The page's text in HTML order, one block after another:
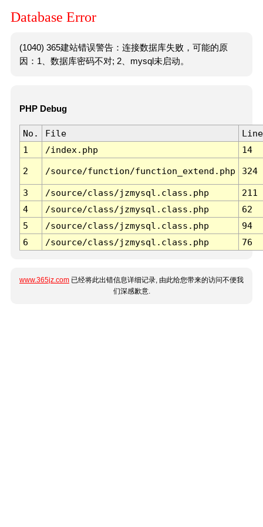
Database Error
(1040) 365建站错误警告：连接数据库失败，可能的原
因：1、数据库密码不对; 2、mysql未启动。
PHP Debug
No. File
Line
1
/index.php 14
2 /source/function/function_extend.php 324
3 /source/class/jzmysql.class.php
211
4
/source/class/jzmysql.class.php
62
5
/source/class/jzmysql.class.php
94
6
/source/class/jzmysql.class.php 76
www.365jz.com 已经将此出错信息详细记录, 由此给您带来的访问不便我
们深感歉意.